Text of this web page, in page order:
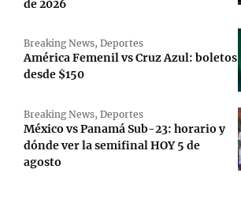
de 2026
Breaking News, Deportes
América Femenil vs Cruz Azul: boletos
desde $150
Breaking News, Deportes
México vs Panamá Sub-23: horario y
dónde ver la semifinal HOY 5 de
agosto